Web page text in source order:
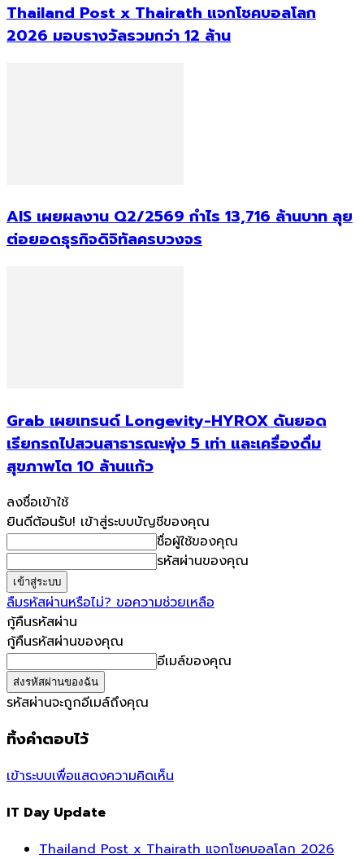
Thailand Post x Thairath แจกโชคบอลโลก
2026 มอบรางวัลรวมกว่า 12 ล้าน
AIS เผยผลงาน Q2/2569 กำไร 13,716 ล้านบาท ลุย
ต่อยอดธุรกิจดิจิทัลครบวงจร
Grab เผยเทรนด์ Longevity-HYROX ดันยอด
เรียกรถไปสวนสาธารณะพุ่ง 5 เท่า และเครื่องดื่ม
สุขภาพโต 10 ล้านแก้ว
ลงชื่อเข้าใช้
ยินดีต้อนรับ! เข้าสู่ระบบบัญชีของคุณ
ชื่อผู้ใช้ของคุณ
รหัสผ่านของคุณ
ลืมรหัสผ่านหรือไม่? ขอความช่วยเหลือ
กู้คืนรหัสผ่าน
กู้คืนรหัสผ่านของคุณ
อีเมล์ของคุณ
รหัสผ่านจะถูกอีเมล์ถึงคุณ
ทิ้งคำตอบไว้
เข้าระบบเพื่อแสดงความคิดเห็น
IT Day Update
Thailand Post x Thairath แจกโชคบอลโลก 2026